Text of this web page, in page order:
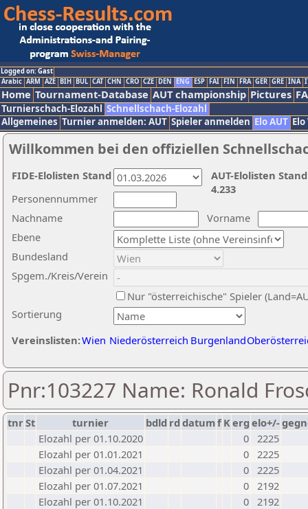
Logged on: Gast
Arabic ARM AZE BIH BUL CAT CHN CRO CZE DEN ENG ESP FAI FIN FRA GER GRE INA
Home Tournament-Database AUT championship Pictures
Turnierschach-Elozahl Schnellschach-Elozahl
Allgemeines Turnier anmelden: AUT Spieler anmelden Elo AUT
Willkommen bei den offiziellen
Nachname
Vorname
Ebene
Sortierung
Personennummer
Bundesland
Spgem./Kreis/Verein
Nur "österreichische" Spieler
Vereinslisten:Wien Niederösterreich Burgenland
AUT-Elolisten
4.233
FIDE-Elolisten Stand
Pnr:103227 Name: Ronald
tnrSt turnier bdld rd datumf Kerg elo+/-
Elozahl per 01.10.2020
0 2225
Elozahl per 01.01.2021
0 2225
Elozahl per 01.04.2021
0 2225
Elozahl per 01.07.2021
0 2192
Elozahl per 01.10.2021
0 2192